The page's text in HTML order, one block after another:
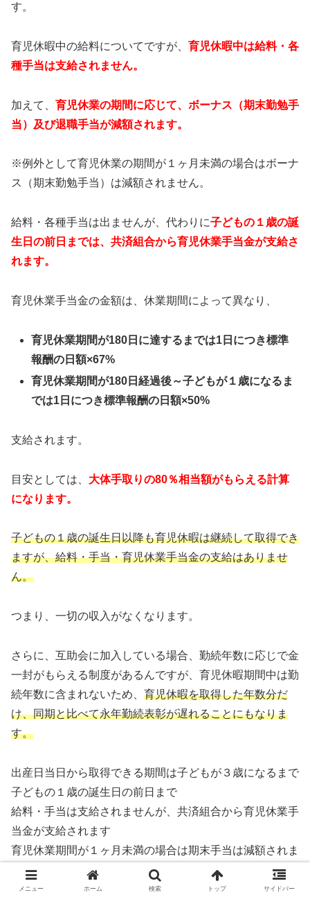
す。
育児休暇中の給料についてですが、 育児休暇中は給料・各
種手当は支給されません。
加えて、 育児休業の期間に応じて、ボーナス（期末勤勉手
当）及び退職手当が減額されます。
※例外として育児休業の期間が１ヶ月未満の場合はボーナ
ス（期末勤勉手当）は減額されません。
給料・各種手当は出ませんが、代わりに子どもの１歳の誕
生日の前日までは、共済組合から育児休業手当金が支給さ
れます。
育児休業手当金の金額は、休業期間によって異なり、
育児休業期間が180日に達するまでは1日につき標準
報酬の日額×67%
育児休業期間が180日経過後～子どもが１歳になるま
では1日につき標準報酬の日額×50%
支給されます。
目安としては、 大体手取りの80％相当額がもらえる計算
になります。
子どもの１歳の誕生日以降も育児休暇は継続して取得でき
ますが、給料・手当・育児休業手当金の支給はありませ
ん。
つまり、一切の収入がなくなります。
さらに、互助会に加入している場合、勤続年数に応じで金
一封がもらえる制度があるんですが、育児休暇期間中は勤
続年数に含まれないため、 育児休暇を取得した年数分だ
け、同期と比べて永年勤続表彰が遅れることにもなりま
す。
出産日当日から取得できる期間は子どもが３歳になるまで
子どもの１歳の誕生日の前日まで
給料・手当は支給されませんが、共済組合から育児休業手
当金が支給されます
育児休業期間が１ヶ月未満の場合は期末手当は減額されま
せん。
メニュー ホーム 検索 トップ サイドバー